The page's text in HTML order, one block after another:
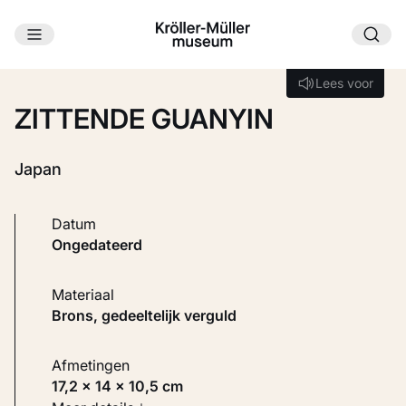
Ga naar hoofdinhoud
Lees voor
Lees voor
ZITTENDE GUANYIN
Japan
Datum
ongedateerd
Materiaal
Brons, gedeeltelijk verguld
Afmetingen
17,2 × 14 × 10,5 cm